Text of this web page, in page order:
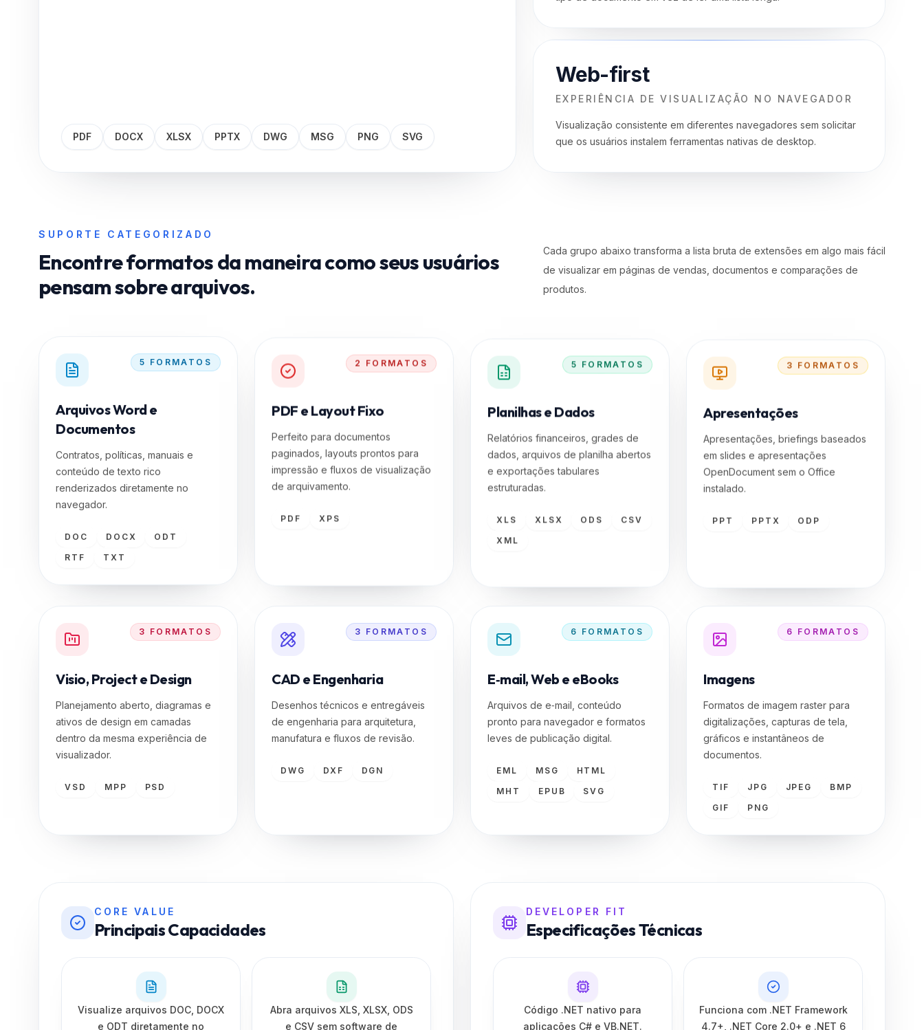
PDF DOCX XLSX PPTX DWG MSG PNG SVG
Web-first
EXPERIÊNCIA DE VISUALIZAÇÃO NO NAVEGADOR
Visualização consistente em diferentes navegadores sem solicitar
que os usuários instalem ferramentas nativas de desktop.
SUPORTE CATEGORIZADO
Encontre formatos da maneira como seus usuários
pensam sobre arquivos.
Cada grupo abaixo transforma a lista bruta de extensões em algo mais fácil
de visualizar em páginas de vendas, documentos e comparações de
produtos.
Documentos
conteúdo de texto rico
renderizados diretamente no
navegador.
RTF
TXT
Perfeito para documentos
paginados, layouts prontos para
impressão e fluxos de visualização
de arquivamento.
Planilhas e Dados
Relatórios financeiros, grades de
dados, arquivos de planilha abertos
e exportações tabulares
estruturadas.
XML
Apresentações
Apresentações, briefings baseados
em slides e apresentações
OpenDocument sem o Office
instalado.
Planejamento aberto, diagramas e
ativos de design em camadas
dentro da mesma experiência de
visualizador.
Desenhos técnicos e entregáveis
de engenharia para arquitetura,
manufatura e fluxos de revisão.
E‑mail, Web e eBooks
Arquivos de e‑mail, conteúdo
pronto para navegador e formatos
leves de publicação digital.
MHT
EPUB SVG
Formatos de imagem raster para
digitalizações, capturas de tela,
gráficos e instantâneos de
documentos.
GIF
PNG
CORE VALUE
Principais Capacidades
Visualize arquivos DOC, DOCX
e ODT diretamente no
Abra arquivos XLS, XLSX, ODS
e CSV sem software de
DEVELOPER FIT
Especificações Técnicas
Código .NET nativo para
aplicações C# e VB.NET.
Funciona com .NET Framework
4.7+, .NET Core 2.0+ e .NET 6